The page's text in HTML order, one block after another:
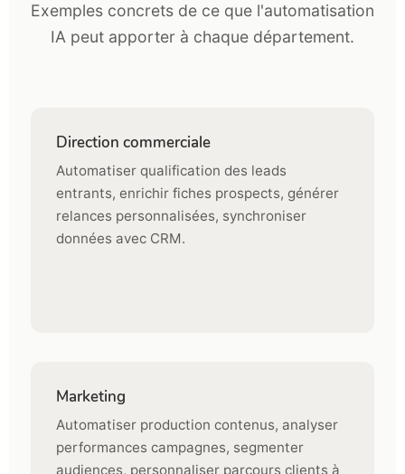
Exemples concrets de ce que l'automatisation
IA peut apporter à chaque département.
Direction commerciale
Automatiser qualification des leads
entrants, enrichir fiches prospects, générer
relances personnalisées, synchroniser
données avec CRM.
Marketing
Automatiser production contenus, analyser
performances campagnes, segmenter
audiences, personnaliser parcours clients à